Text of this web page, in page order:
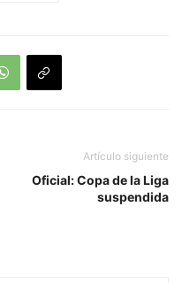
Artículo siguiente
Oficial: Copa de la Liga
suspendida